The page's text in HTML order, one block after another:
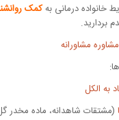
خانواده درمانی بهکمک
بردارید.
مشاورانه
به الکل
(مشتقات شاهدانه، ماده مخدر